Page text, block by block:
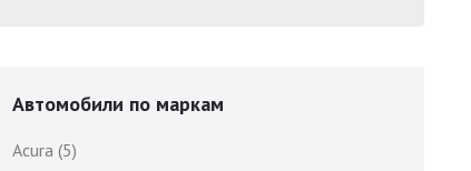
Автомобили по маркам
Acura (5)